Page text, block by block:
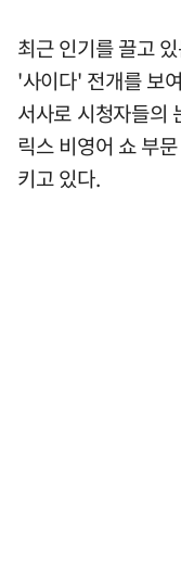
최근 인기를 끌고
'사이다' 전개를 보
서사로 시청자들의
릭스 비영어 쇼 부
키고 있다.